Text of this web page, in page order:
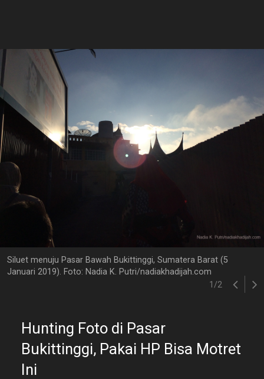
Siluet menuju Pasar Bawah Bukittinggi, Sumatera Barat (5
Januari 2019). Foto: Nadia K. Putri/nadiakhadijah.com
1 /2
Hunting Foto di Pasar
Bukittinggi, Pakai HP Bisa Motret
Ini